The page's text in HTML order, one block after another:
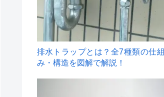
排水トラップとは？全7種類の仕組
み・構造を図解で解説！